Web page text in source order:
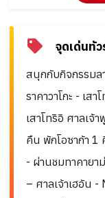
จุดเด่นทั
สนุกกับกิจกรรมล
ราคาวาโกะ - เสา
เสาโทริอิ ศาลเจ้
คืน พักโอซาก้า 1
- ผ่านชมทาคายา
– ศาลเจ้าเฮอัน